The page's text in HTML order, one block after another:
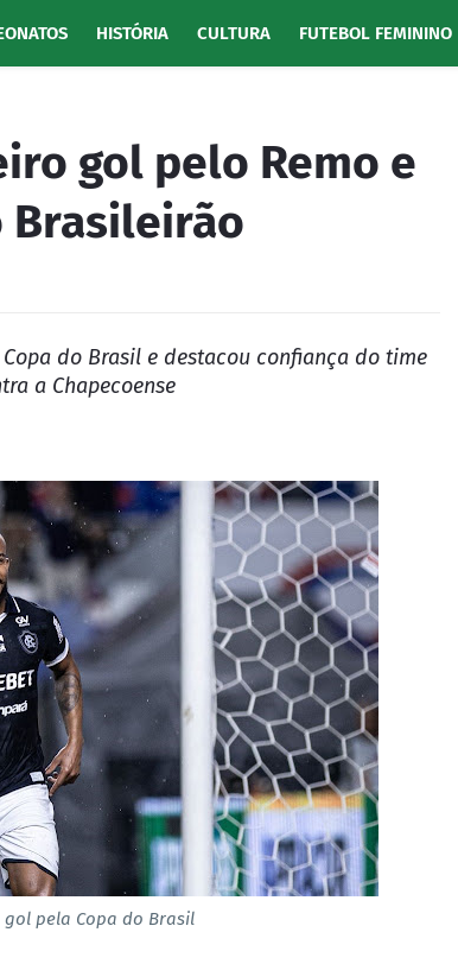
HISTÓRIA CULTURA FUTEBOL FEMININO
gol pelo Remo e
Brasileirão
do Brasil e destacou confiança do time
a Chapecoense
pela Copa do Brasil